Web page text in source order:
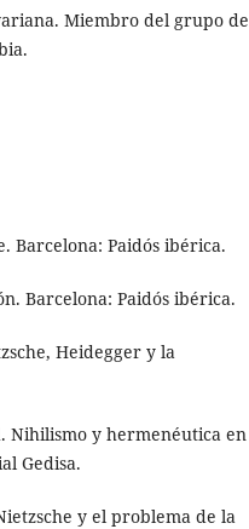
Miembro del grupo de
Barcelona: Paidós ibérica.
Barcelona: Paidós ibérica.
Heidegger y la
Nihilismo y hermenéutica en
Gedisa.
y el problema de la